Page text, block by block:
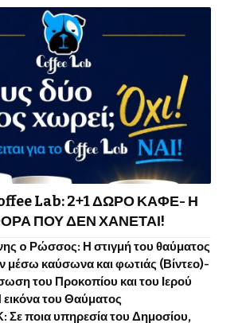
Lab: 2+1 ΔΩΡΟ ΚΑΦΕ- Η
ΠΟΥ ΔΕΝ ΧΑΝΕΤΑΙ!
o Ρώσσος: Η στιγμή του θαύματος
μέσω καύσωνα και φωτιάς (Βίντεο)-
του Προκοπίου και του Ιερού
του Θαύματος
Σε ποια υπηρεσία του Δημοσίου,